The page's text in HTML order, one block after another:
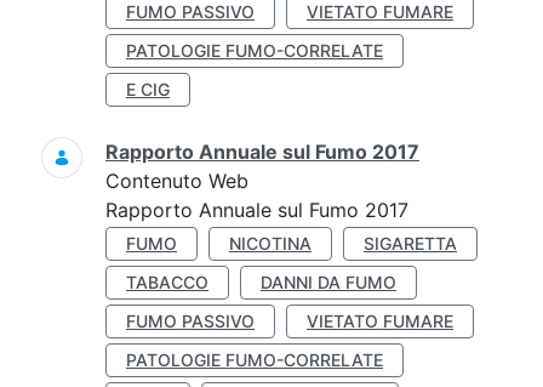
FUMO PASSIVO
VIETATO FUMARE
PATOLOGIE FUMO-CORRELATE
E CIG
Rapporto Annuale sul Fumo 2017
Contenuto Web
Rapporto Annuale sul Fumo 2017
FUMO NICOTINA
SIGARETTA
TABACCO
DANNI DA FUMO
FUMO PASSIVO
VIETATO FUMARE
PATOLOGIE FUMO-CORRELATE